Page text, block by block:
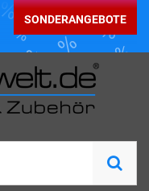
SONDERANGEBOTE